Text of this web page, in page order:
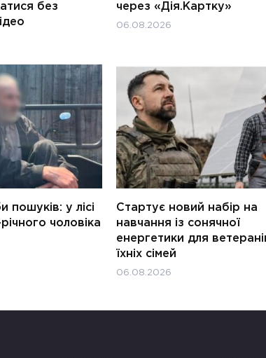
без
через «Дія.Картку»
06.08.2026
пошуків: у лісі
чоловіка
Стартує новий набір на
навчання із сонячної
енергетики для
їхніх сімей
06.08.2026